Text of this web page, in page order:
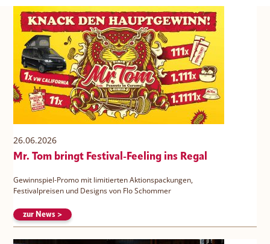
26.06.2026
Mr. Tom bringt Festival-Feeling ins Regal
Gewinnspiel-Promo mit limitierten Aktionspackungen,
Festivalpreisen und Designs von Flo Schommer
zur News >